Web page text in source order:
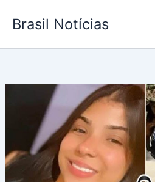
para
conteúdo
Brasil Notícias